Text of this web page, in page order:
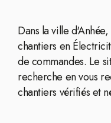
Dans la ville
chantiers en
de commandes. Le
recherche en vous
chantiers vérifiés et